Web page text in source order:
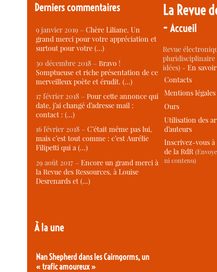
Derniers commentaires
9 janvier 2019 –Chère Liliane, Un
grand merci pour votre appréciation et
surtout pour votre (…)
30 décembre 2018 –Bravo !
Somptueuse et riche présentation de ce
merveilleux poète et érudit. (…)
17 février 2018 –Pour cette annonce qui
date, j’ai changé d’adresse mail :
contact : (…)
16 février 2018 –C’était même pas lui,
mais c’est tout comme : c’est Aurélie
Filipetti qui a (…)
29 août 2017 –Encore un grand merci à
la Revue des Ressources, à Louise
Desrenards et (…)
À la une
Nan Shepherd dans les Cairngorms, un
« trafic amoureux »
La Revue
-Accueil
Revue
idées) -En
Contacts
Mentions légales
Ours
Utilisation des
d’auteurs
Inscrivez-vous
de la RdR
ni contenu)